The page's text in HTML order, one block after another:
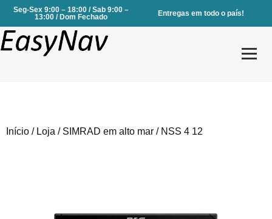
Seg-Sex 9:00 – 18:00 / Sab 9:00 –
13:00 / Dom Fechado
Entregas em todo o país!
Início / Loja / SIMRAD em alto mar / NSS 4 12